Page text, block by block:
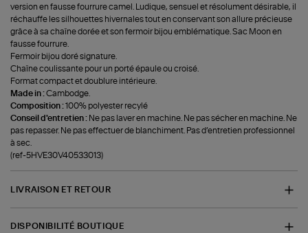
version en fausse fourrure camel. Ludique, sensuel et résolument désirable, il
réchauffe les silhouettes hivernales tout en conservant son allure précieuse
grâce à sa chaîne dorée et son fermoir bijou emblématique. Sac Moon en
fausse fourrure.
Fermoir bijou doré signature.
Chaîne coulissante pour un porté épaule ou croisé.
Format compact et doublure intérieure.
Made in :Cambodge.
Composition :100% polyester recylé
Conseil d'entretien : Ne pas laver en machine. Ne pas sécher en machine. Ne
pas repasser. Ne pas effectuer de blanchiment. Pas d’entretien professionnel
à sec.
(ref-5HVE30V40533013)
LIVRAISON ET RETOUR
DISPONIBILITÉ BOUTIQUE